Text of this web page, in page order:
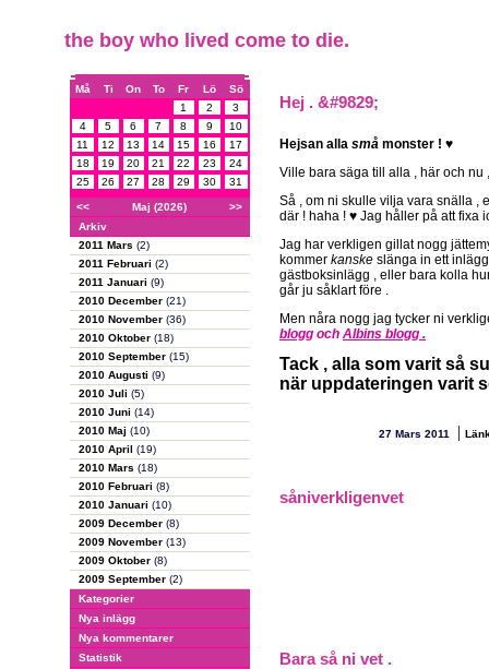
the boy who lived come to die.
Må Ti On To Fr Lö
Sö
1
2
3
4
5 6 7 8 9
10
11
12 13 14 15 16
17
18
19 20 21 22 23
24
25
26 27 28 29 30 31
<< Maj (2026)
>>
Arkiv
2011 Mars (2)
2011 Februari (2)
2011 Januari (9)
2010 December (21)
2010 November (36)
2010 Oktober (18)
2010 September (15)
2010 Augusti (9)
2010 Juli (5)
2010 Juni (14)
2010 Maj (10)
2010 April (19)
2010 Mars (18)
2010 Februari (8)
2010 Januari (10)
2009 December (8)
2009 November (13)
2009 Oktober (8)
2009 September (2)
Kategorier
Nya inlägg
Nya kommentarer
Statistik
Hej . &#9829;
Hejsan alla små monster ! ♥
Ville bara säga till alla , här och
Så , om ni skulle vilja vara snälla ,
där ! haha ! ♥ Jag håller på att fixa
Jag har verkligen gillat nogg
kommer kanske slänga in ett
gästboksinlägg , eller bara kolla
går ju såklart före .
Men nåra nogg jag tycker ni
blogg och Albins blogg .
Tack , alla som varit så
när uppdateringen varit
27 Mars 2011 |
såniverkligenvet
Bara så ni vet .